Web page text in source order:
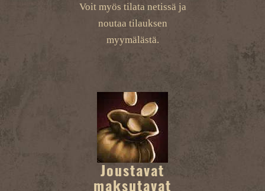
Voit myös tilata netissä ja
noutaa tilauksen
myymälästä.
Joustavat
maksutavat